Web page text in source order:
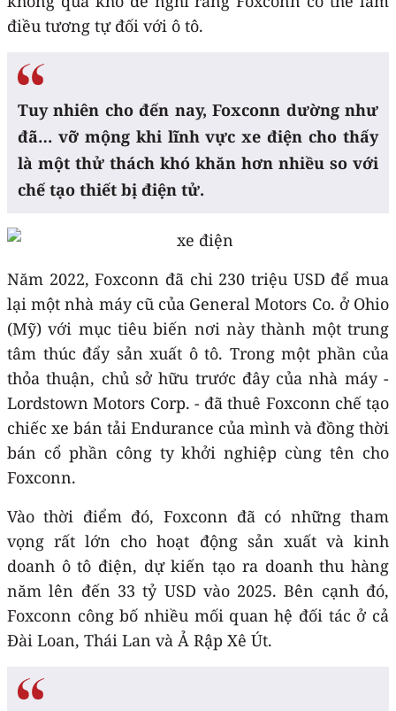
điều tương tự đối với ô tô.
Tuy nhiên cho đến nay, Foxconn dường như
đã… vỡ mộng khi lĩnh vựcxe điện cho thấy
là một thử thách khó khăn hơn nhiều so với
chế tạo thiết bị điện tử.
Năm 2022, Foxconn đã chi 230 triệu USD để mua
lại một nhà máy cũ của General Motors Co. ở Ohio
(Mỹ) với mục tiêu biến nơi này thành một trung
tâm thúc đẩy sản xuất ô tô. Trong một phần của
thỏa thuận, chủ sở hữu trước đây của nhà máy -
Lordstown Motors Corp. - đã thuê Foxconn chế tạo
chiếc xe bán tải Endurance của mình và đồng thời
bán cổ phần công ty khởi nghiệp cùng tên cho
Foxconn.
Vào thời điểm đó, Foxconn đã có những tham
vọng rất lớn cho hoạt động sản xuất và kinh
doanh ô tô điện, dự kiến tạo ra doanh thu hàng
năm lên đến 33 tỷ USD vào 2025. Bên cạnh đó,
Foxconn công bố nhiều mối quan hệ đối tác ở cả
Đài Loan, Thái Lan và Ả Rập Xê Út.